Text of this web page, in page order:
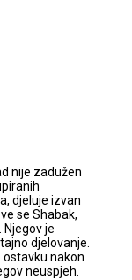
nije zadužen
djeluje izvan
se Shabak,
Njegov je
djelovanje.
nakon
neuspjeh.